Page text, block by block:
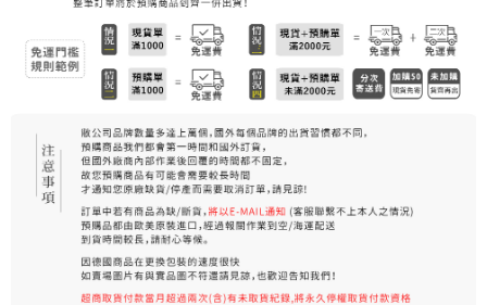
7-11純取貨 (先付款
每筆NT$80，滿NT$999(含以上)免運費
每筆NT$100，滿NT$999(含以上)免運費
離島宅配（澎湖、金門、馬祖、小琉球）
每筆NT$250，滿NT$3,000(含以上)免運費
付款後門市自取